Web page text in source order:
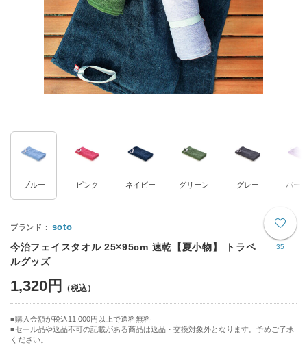
ブルー ピンク ネイビー グリーン グレー パー
35
soto
今治フェイスタオル 25×95cm 速乾【夏小物】 トラベ
ルグッズ
1,320円
購入金額が税込11,000円以上で送料無料
セール品や返品不可の記載がある商品は返品・交換対象外となります。予めご了承
ください。